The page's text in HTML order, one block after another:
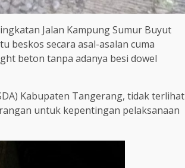
Jalan Kampung Sumur Buyut
beskos secara asal-asalan cuma
beton tanpa adanya besi dowel
Kabupaten Tangerang, tidak terlihat
untuk kepentingan pelaksanaan